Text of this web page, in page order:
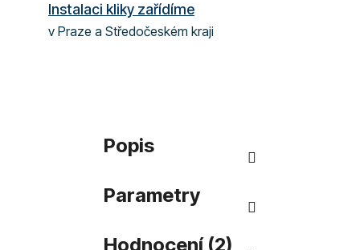
Instalaci kliky zařídíme
v Praze a Středočeském kraji
Popis
Parametry
Hodnocení (2)